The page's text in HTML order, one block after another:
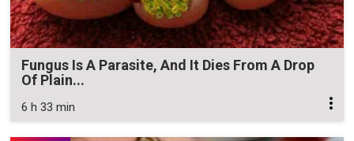
Fungus Is A Parasite, And It Dies From A Drop
Of Plain...
6 h 33 min